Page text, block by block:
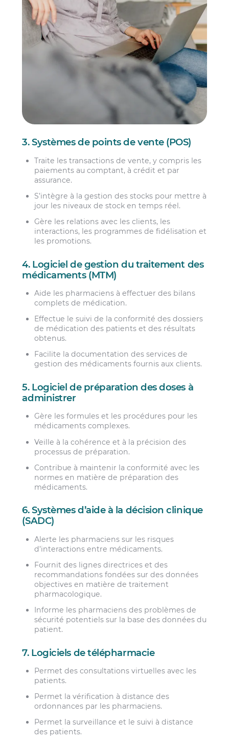
3. Systèmes de points de vente (POS)
Traite les transactions de vente, y compris les
paiements au comptant, à crédit et par
assurance.
S’intègre à la gestion des stocks pour mettre à
jour les niveaux de stock en temps réel.
Gère les relations avec les clients, les
interactions, les programmes de fidélisation et
les promotions.
4. Logiciel de gestion du traitement des
médicaments (MTM)
Aide les pharmaciens à effectuer des bilans
complets de médication.
Effectue le suivi de la conformité des dossiers
de médication des patients et des résultats
obtenus.
Facilite la documentation des services de
gestion des médicaments fournis aux clients.
5. Logiciel de préparation des doses à
administrer
Gère les formules et les procédures pour les
médicaments complexes.
Veille à la cohérence et à la précision des
processus de préparation.
Contribue à maintenir la conformité avec les
normes en matière de préparation des
médicaments.
6. Systèmes d’aide à la décision clinique
(SADC)
Alerte les pharmaciens sur les risques
d’interactions entre médicaments.
Fournit des lignes directrices et des
recommandations fondées sur des données
objectives en matière de traitement
pharmacologique.
Informe les pharmaciens des problèmes de
sécurité potentiels sur la base des données du
patient.
7. Logiciels de télépharmacie
Permet des consultations virtuelles avec les
patients.
Permet la vérification à distance des
ordonnances par les pharmaciens.
Permet la surveillance et le suivi à distance
des patients.